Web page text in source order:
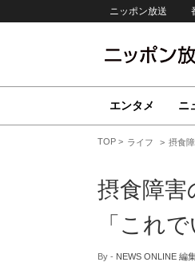
ニッポン放送
エンタメ ニ
TOP ライフ 摂食
摂食障
「これ
By - NEWS ONLINE 編